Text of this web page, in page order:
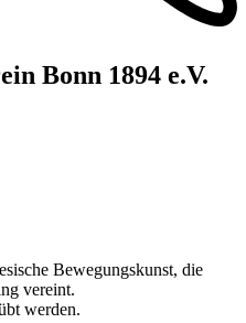
Bonn 1894 e.V.
Bewegungskunst, die
vereint.
werden.